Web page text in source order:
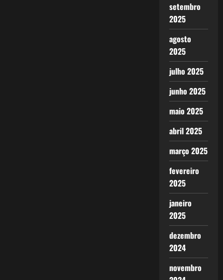
setembro
2025
agosto
2025
julho 2025
junho 2025
maio 2025
abril 2025
março 2025
fevereiro
2025
janeiro
2025
dezembro
2024
novembro